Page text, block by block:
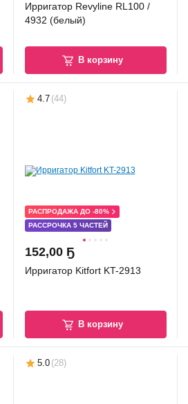
Ирригатор Revyline RL100 /
4932 (белый)
В корзину
4.7 (44)
РАССРОЧКА 5 ЧАСТЕЙ
РАСПРОДАЖА ДО -80%
152,00 Ҕ
Ирригатор Kitfort KT-2913
В корзину
5.0 (28)